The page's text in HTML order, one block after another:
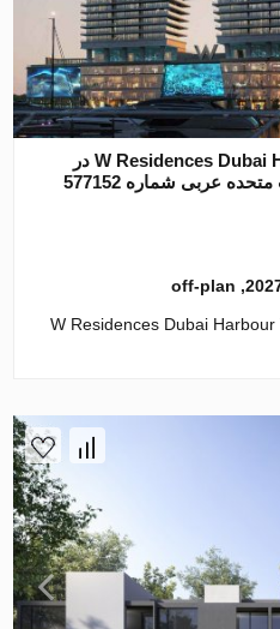
پروژه توسعه W Residences Dubai Harbour Tower 2 در
W Residences Dubai